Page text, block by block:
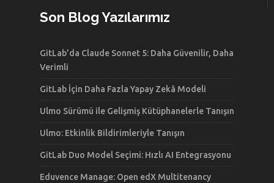
Son Blog Yazılarımız
GitLab’da Claude Sonnet 5: Daha Güvenilir, Daha
Verimli
GitLab İçin Daha Fazla Yapay Zekâ Modeli
Ulmo Sürümü ile Gelişmiş Kütüphanelerle Tanışın
Ulmo: Etkinlik Bildirimleriyle Tanışın
GitLab Duo Model Seçimi: Hızlı AI Entegrasyonu
Eduvence Manage: Open edX Multitenancy